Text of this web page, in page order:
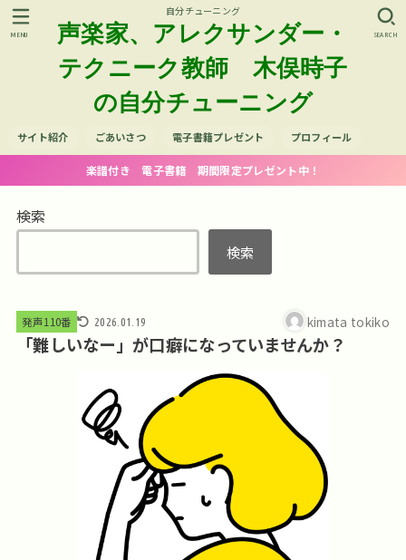
自分チューニング
声楽家、アレクサンダー・
テクニーク教師 木俣時子
の自分チューニング
サイト紹介 ごあいさつ 電子書籍プレゼント プロフィール
SEARCH
MENU
楽譜付き 電子書籍 期間限定プレゼント中！
検索
検索
発声110番 2026.01.19 kimata tokiko
「難しいなー」が口癖になっていませんか？